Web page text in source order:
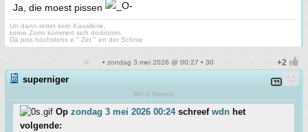
Ja, die moest pissen
Un dann rettet kein Kavallerie,
keine Zorro kümmert sich dodrömm.
Dä piss höchstens e " Zet " en der Schnie
• zondag 3 mei 2026 @ 00:27 • 30
superniger
90+3 Ramos
Op zondag 3 mei 2026 00:24schreef wdn het
volgende: